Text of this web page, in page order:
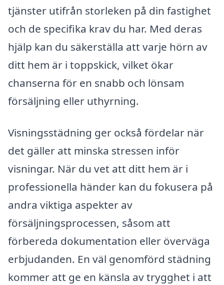
tjänster utifrån storleken på din fastighet
och de specifika krav du har. Med deras
hjälp kan du säkerställa att varje hörn av
ditt hem är i toppskick, vilket ökar
chanserna för en snabb och lönsam
försäljning eller uthyrning.
Visningsstädning ger också fördelar när
det gäller att minska stressen inför
visningar. När du vet att ditt hem är i
professionella händer kan du fokusera på
andra viktiga aspekter av
försäljningsprocessen, såsom att
förbereda dokumentation eller överväga
erbjudanden. En väl genomförd städning
kommer att ge en känsla av trygghet i att